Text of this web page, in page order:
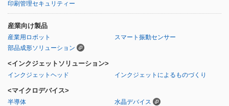
印刷管理セキュリティー
産業向け製品
産業用ロボット
スマート振動センサー
部品成形ソリューション
<インクジェットソリューション>
インクジェットヘッド インクジェットによるものづくり
<マイクロデバイス>
半導体
水晶デバイス